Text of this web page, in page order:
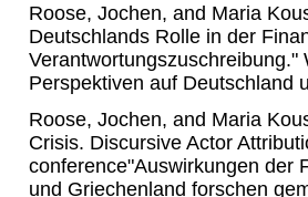
Roose, Jochen, and Maria
Deutschlands Rolle in der
Perspektiven auf Deutschland
Roose, Jochen, and Maria
Crisis. Discursive Actor
conference"Auswirkungen der
und Griechenland forschen